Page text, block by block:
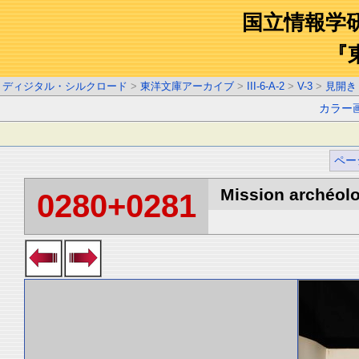
国立情報学
『
ディジタル・シルクロード > 東洋文庫アーカイブ > III-6-A-2 > V-3 > 見開き
カラー
ペー
0280+0281 Mission